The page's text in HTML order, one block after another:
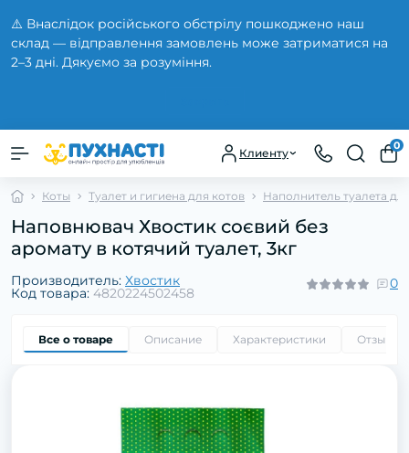
⚠️ Внаслідок російського обстрілу пошкоджено наш
склад — відправлення замовлень може затриматися на
2–3 дні. Дякуємо за розуміння.
Клиенту
0
Коты Туалет и гигиена для котов Наполнитель туалета
Наповнювач Хвостик соєвий без
аромату в котячий туалет, 3кг
Производитель: Хвостик
Код товара: 4820224502458
0
Все о товаре Описание Характеристики Отзывы